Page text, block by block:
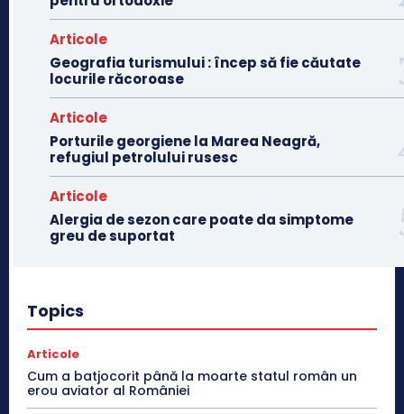
Articole
Geografia turismului : încep să fie căutate
locurile răcoroase
Articole
Porturile georgiene la Marea Neagră,
refugiul petrolului rusesc
Articole
Alergia de sezon care poate da simptome
greu de suportat
Topics
Articole
Cum a batjocorit până la moarte statul român un
erou aviator al României